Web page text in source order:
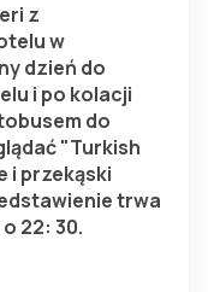
z
w
dzień do
i po kolacji
do
"Turkish
i przekąski
trwa
22: 30.